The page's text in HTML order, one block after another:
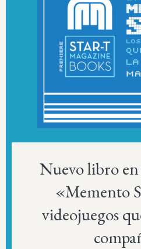
Nuevo libro
«Memento
videojuegos